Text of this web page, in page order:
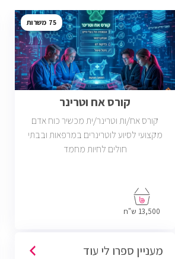
75
קורס אח וטרינר
קורס אח/ות וטרינר/ית מכשיר כוח אדם
מקצועי לסיוע לוטרינרים במרפאות ובבתי
חולים לחיות מחמד
13,500 ש"ח
מעניין ספרו לי עוד